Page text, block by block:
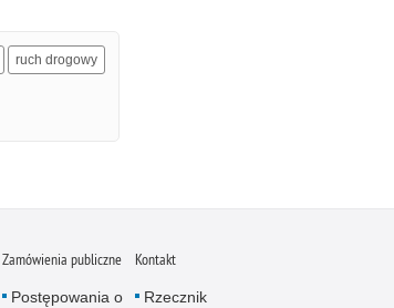
ruch drogowy
Oszustwa
Pedofilia, pornografia
Zamówienia publiczne
Postępowania o
Kontakt
Rzecznik